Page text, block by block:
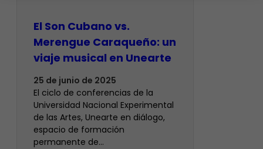
El Son Cubano vs.
Merengue Caraqueño: un
viaje musical en Unearte
25 de junio de 2025
El ciclo de conferencias de la
Universidad Nacional Experimental
de las Artes, Unearte en diálogo,
espacio de formación
permanente de…